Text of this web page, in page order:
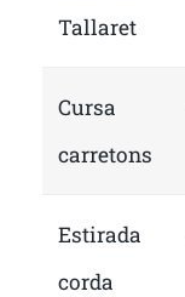
Tallaret
Cursa
carretons
Estirada
corda